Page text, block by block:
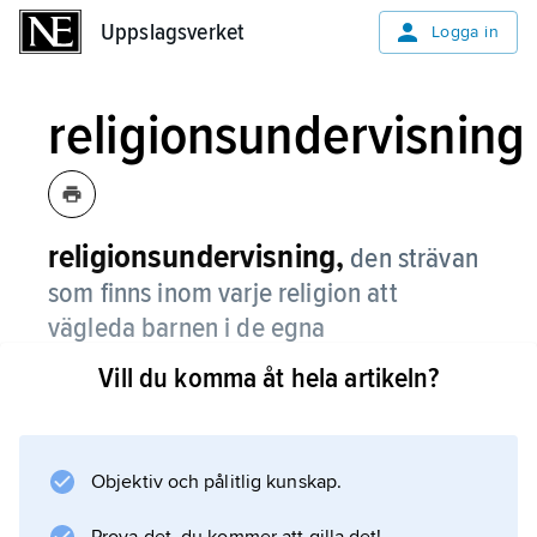
Uppslagsverket Logga in
religionsundervisning
religionsundervisning, den strävan
som finns inom varje religion att
vägleda barnen i de egna
trosföreställningarna, riterna,
livsmönstren etc. och att hos de vuxna
förmedlats under barndomen.
I vid mening utgör religionsundervisningen
Vill du komma åt hela artikeln?
Objektiv och pålitlig kunskap.